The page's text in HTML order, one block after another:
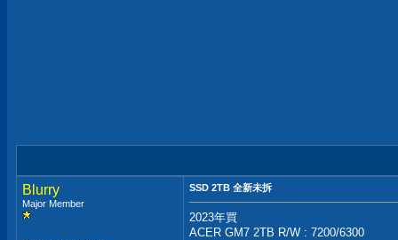
Blurry
Major Member
SSD 2TB 全新未拆
2023年買
ACER GM7 2TB R/W : 7200/6300